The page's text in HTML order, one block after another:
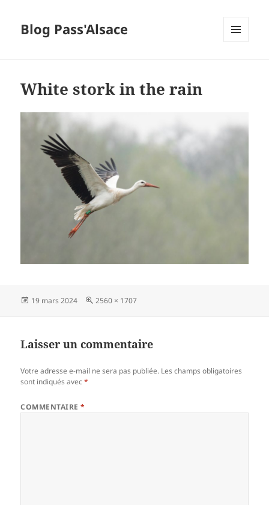
Blog Pass'Alsace
White stork in the rain
Publié
19 mars 2024
Taille
2560 × 1707
Laisser un commentaire
Votre adresse e-mail ne sera pas publiée. Les champs obligatoires
sont indiqués avec*
COMMENTAIRE*